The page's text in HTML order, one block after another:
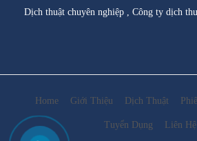
Dịch thuật chuyên nghiệp , Công ty dịch
Home Giới Thiệu Dịch Thuật
Tuyển Dụng Liên Hệ